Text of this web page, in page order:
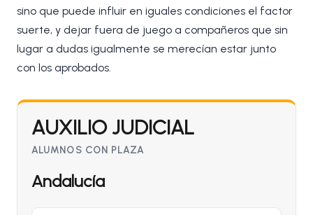
sino que puede influir en iguales condiciones el factor
suerte, y dejar fuera de juego a compañeros que sin
lugar a dudas igualmente se merecían estar junto
con los aprobados.
AUXILIO JUDICIAL
ALUMNOS CON PLAZA
Andalucía